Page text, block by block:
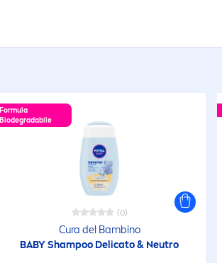
Formula
Biodegradabile
(0)
Cura del Bambino
BABY Shampoo Delicato & Neutro